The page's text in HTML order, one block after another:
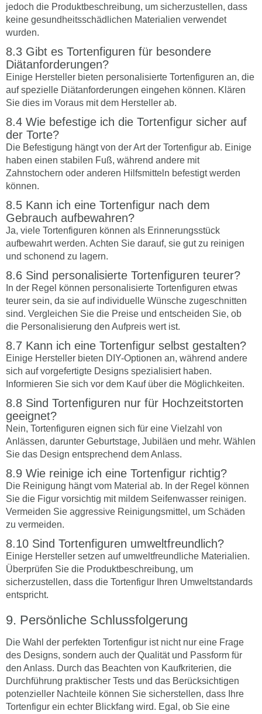
jedoch die Produktbeschreibung, um sicherzustellen, dass
keine gesundheitsschädlichen Materialien verwendet
wurden.
Gibt es Tortenfiguren für besondere
Diätanforderungen?
Einige Hersteller bieten personalisierte Tortenfiguren an, die
auf spezielle Diätanforderungen eingehen können. Klären
Sie dies im Voraus mit dem Hersteller ab.
Wie befestige ich die Tortenfigur sicher auf
der Torte?
Die Befestigung hängt von der Art der Tortenfigur ab. Einige
haben einen stabilen Fuß, während andere mit
Zahnstochern oder anderen Hilfsmitteln befestigt werden
können.
Kann ich eine Tortenfigur nach dem
Gebrauch aufbewahren?
Ja, viele Tortenfiguren können als Erinnerungsstück
aufbewahrt werden. Achten Sie darauf, sie gut zu reinigen
und schonend zu lagern.
Sind personalisierte Tortenfiguren teurer?
In der Regel können personalisierte Tortenfiguren etwas
teurer sein, da sie auf individuelle Wünsche zugeschnitten
sind. Vergleichen Sie die Preise und entscheiden Sie, ob
die Personalisierung den Aufpreis wert ist.
Kann ich eine Tortenfigur selbst gestalten?
Einige Hersteller bieten DIY-Optionen an, während andere
sich auf vorgefertigte Designs spezialisiert haben.
Informieren Sie sich vor dem Kauf über die Möglichkeiten.
Sind Tortenfiguren nur für Hochzeitstorten
geeignet?
Nein, Tortenfiguren eignen sich für eine Vielzahl von
Anlässen, darunter Geburtstage, Jubiläen und mehr. Wählen
Sie das Design entsprechend dem Anlass.
Wie reinige ich eine Tortenfigur richtig?
Die Reinigung hängt vom Material ab. In der Regel können
Sie die Figur vorsichtig mit mildem Seifenwasser reinigen.
Vermeiden Sie aggressive Reinigungsmittel, um Schäden
zu vermeiden.
Sind Tortenfiguren umweltfreundlich?
Einige Hersteller setzen auf umweltfreundliche Materialien.
Überprüfen Sie die Produktbeschreibung, um
sicherzustellen, dass die Tortenfigur Ihren Umweltstandards
entspricht.
Persönliche Schlussfolgerung
Die Wahl der perfekten Tortenfigur ist nicht nur eine Frage
des Designs, sondern auch der Qualität und Passform für
den Anlass. Durch das Beachten von Kaufkriterien, die
Durchführung praktischer Tests und das Berücksichtigen
potenzieller Nachteile können Sie sicherstellen, dass Ihre
Tortenfigur ein echter Blickfang wird. Egal, ob Sie eine